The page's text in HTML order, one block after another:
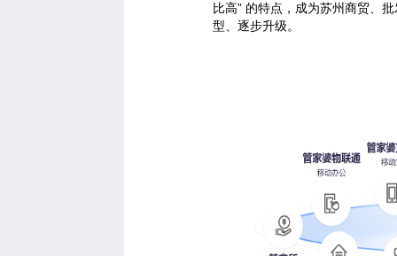
比高” 的特点，成为苏州商贸、
型、逐步升级。